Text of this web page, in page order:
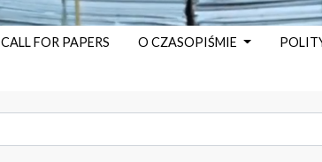
CALL FOR PAPERS O CZASOPIŚMIE